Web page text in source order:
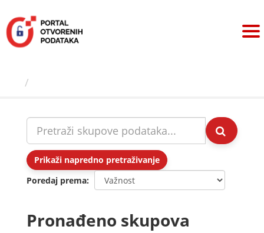
sadržaj
Prikaži napredno pretraživanje
Poredaj prema
Pronađeno skupova